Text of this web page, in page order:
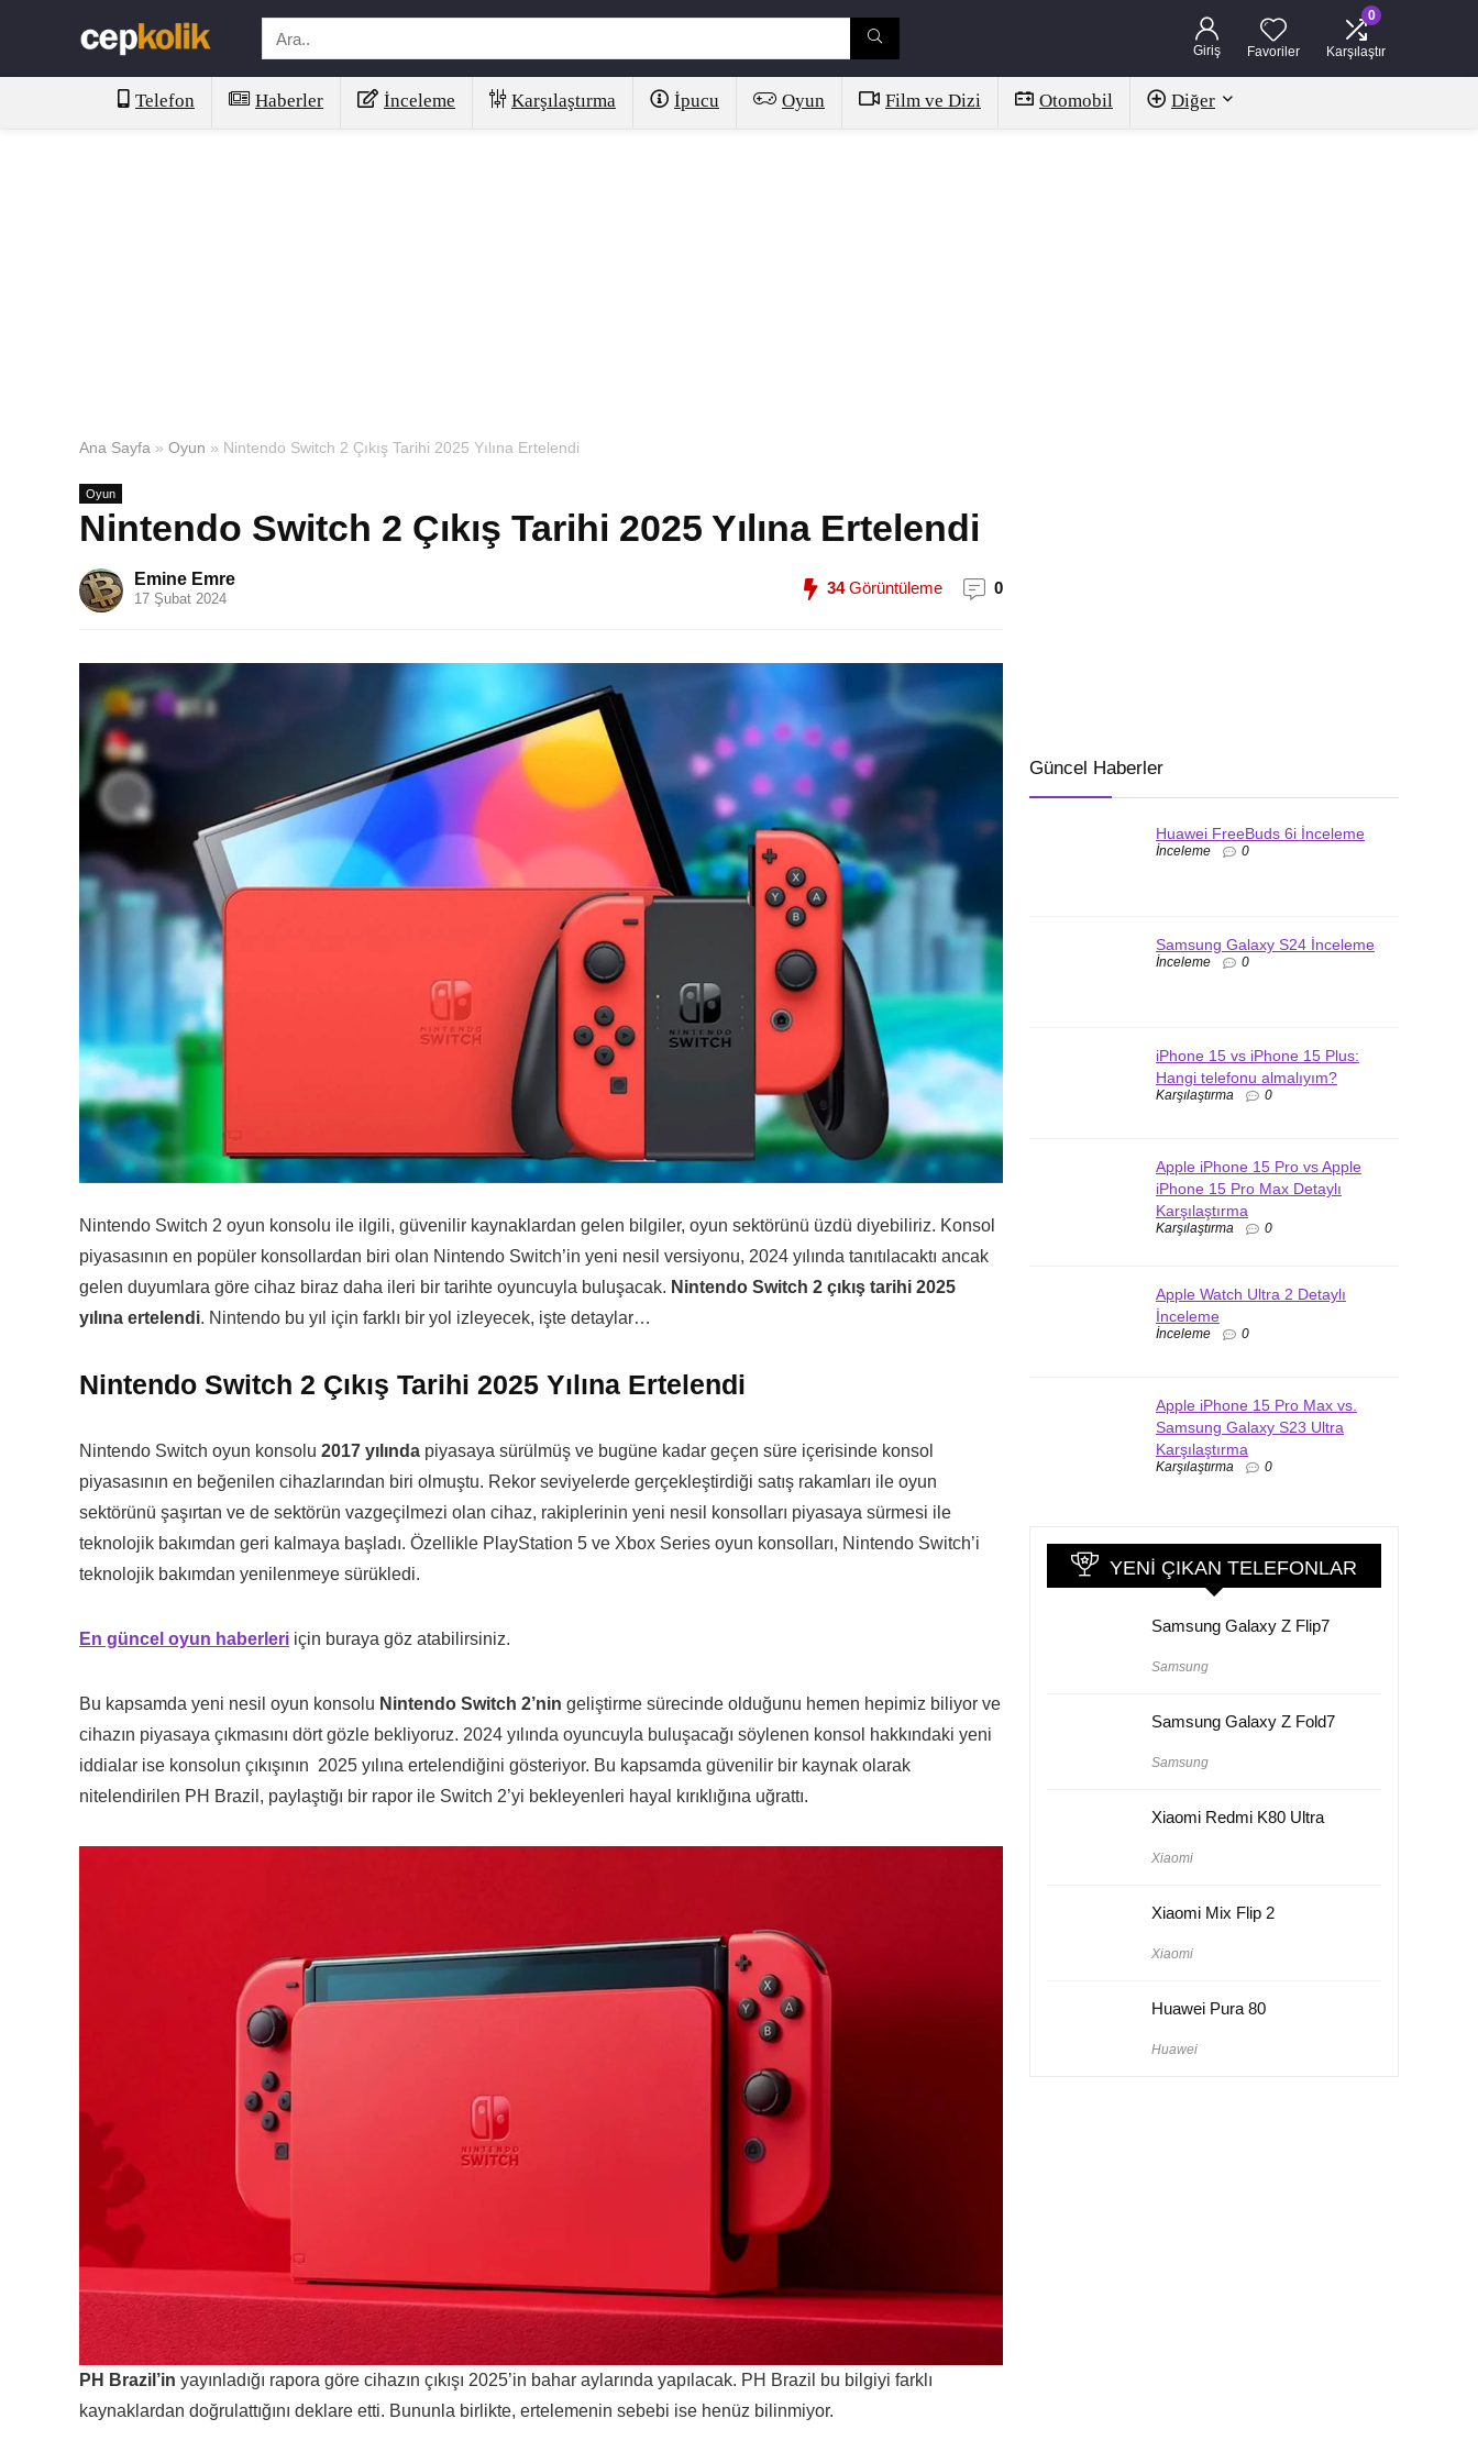
Giriş Favoriler
0
Karşılaştır
Telefon Haberler İnceleme Karşılaştırma İpucu Oyun Film ve Dizi Otomobil Diğer
Ana Sayfa » Oyun » Nintendo Switch 2 Çıkış Tarihi 2025 Yılına Ertelendi
Oyun
Nintendo Switch 2 Çıkış Tarihi 2025 Yılına Ertelendi
Emine Emre
17 Şubat 2024
34Görüntüleme 0
Nintendo Switch 2 oyun konsolu ile ilgili, güvenilir kaynaklardan gelen bilgiler, oyun sektörünü üzdü diyebiliriz. Konsol
piyasasının en popüler konsollardan biri olan Nintendo Switch’in yeni nesil versiyonu, 2024 yılında tanıtılacaktı ancak
gelen duyumlara göre cihaz biraz daha ileri bir tarihte oyuncuyla buluşacak. Nintendo Switch 2 çıkış tarihi 2025
yılına ertelendi. Nintendo bu yıl için farklı bir yol izleyecek, işte detaylar…
Nintendo Switch 2 Çıkış Tarihi 2025 Yılına Ertelendi
Nintendo Switch oyun konsolu 2017 yılında piyasaya sürülmüş ve bugüne kadar geçen süre içerisinde konsol
piyasasının en beğenilen cihazlarından biri olmuştu. Rekor seviyelerde gerçekleştirdiği satış rakamları ile oyun
sektörünü şaşırtan ve de sektörün vazgeçilmezi olan cihaz, rakiplerinin yeni nesil konsolları piyasaya sürmesi ile
teknolojik bakımdan geri kalmaya başladı. Özellikle PlayStation 5 ve Xbox Series oyun konsolları, Nintendo Switch’i
teknolojik bakımdan yenilenmeye sürükledi.
En güncel oyun haberleri için buraya göz atabilirsiniz.
Bu kapsamda yeni nesil oyun konsolu Nintendo Switch 2’nin geliştirme sürecinde olduğunu hemen hepimiz biliyor ve
cihazın piyasaya çıkmasını dört gözle bekliyoruz. 2024 yılında oyuncuyla buluşacağı söylenen konsol hakkındaki yeni
iddialar ise konsolun çıkışının 2025 yılına ertelendiğini gösteriyor. Bu kapsamda güvenilir bir kaynak olarak
nitelendirilen PH Brazil, paylaştığı bir rapor ile Switch 2’yi bekleyenleri hayal kırıklığına uğrattı.
PH Brazil’in yayınladığı rapora göre cihazın çıkışı 2025’in bahar aylarında yapılacak. PH Brazil bu bilgiyi farklı
kaynaklardan doğrulattığını deklare etti. Bununla birlikte, ertelemenin sebebi ise henüz bilinmiyor.
Güncel Haberler
Huawei FreeBuds 6i İnceleme
İnceleme 0
Samsung Galaxy S24 İnceleme
İnceleme 0
iPhone 15 vs iPhone 15 Plus:
Hangi telefonu almalıyım?
Karşılaştırma 0
Apple iPhone 15 Pro vs Apple
iPhone 15 Pro Max Detaylı
Karşılaştırma
Karşılaştırma 0
Apple Watch Ultra 2 Detaylı
İnceleme
İnceleme 0
Apple iPhone 15 Pro Max vs.
Samsung Galaxy S23 Ultra
Karşılaştırma
Karşılaştırma 0
YENI ÇIKAN TELEFONLAR
Samsung Galaxy Z Flip7
Samsung
Samsung Galaxy Z Fold7
Samsung
Xiaomi Redmi K80 Ultra
Xiaomi
Xiaomi Mix Flip 2
Xiaomi
Huawei Pura 80
Huawei